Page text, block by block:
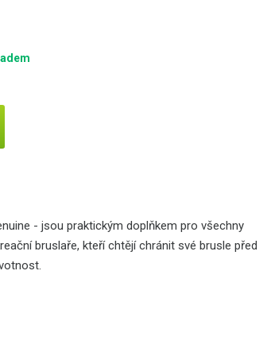
- jsou praktickým doplňkem pro všechny
bruslaře, kteří chtějí chránit své brusle před